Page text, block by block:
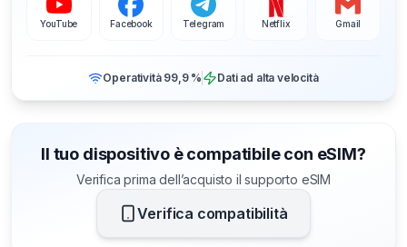
YouTube Facebook Telegram Netflix Gmail
Operatività 99,9 % Dati ad alta velocità
Il tuo dispositivo è compatibile con eSIM?
Verifica prima dell’acquisto il supporto eSIM
Verifica compatibilità